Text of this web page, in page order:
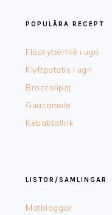
POPULÄRA RECEPT
Fläskytterfilè i ugn
Klyftpotatis i ugn
Broccolipaj
Guacamole
Kebabtallrik
LISTOR/SAMLINGAR
Matbloggar